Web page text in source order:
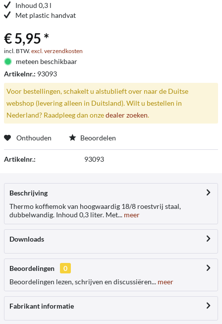
Inhoud 0,3 l
Met plastic handvat
€ 5,95 *
incl. BTW. excl. verzendkosten
meteen beschikbaar
Artikelnr.: 93093
Voor bestellingen, schakelt u alstublieft over naar de Duitse
webshop (levering alleen in Duitsland). Wilt u bestellen in
Nederland? Raadpleeg dan onzedealer zoeken.
Onthouden Beoordelen
Artikelnr.: 93093
Beschrijving
Thermo koffiemok van hoogwaardig 18/8 roestvrij staal,
dubbelwandig. Inhoud 0,3 liter. Met... meer
Downloads
Beoordelingen
0
Beoordelingen lezen, schrijven en discussiëren... meer
Fabrikant informatie